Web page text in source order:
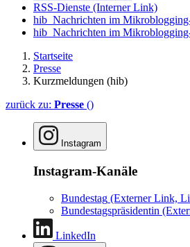
RSS-Dienste (Interner Link)
hib_Nachrichten im
hib_Nachrichten im
Startseite
Presse
Kurzmeldungen (hib)
zurück zu: Presse ()
Instagram
Instagram-Kanäle
Bundestag (Externer Link,
Bundestagspräsidentin
LinkedIn